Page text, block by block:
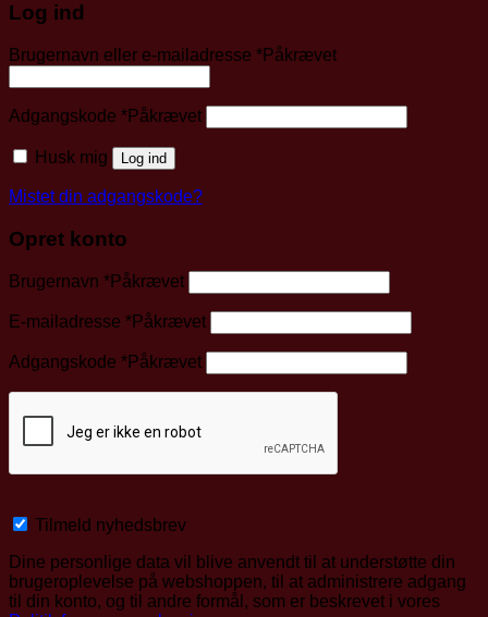
Log ind
Brugernavn eller e-mailadresse *Påkrævet
Adgangskode *Påkrævet
Husk mig Log ind
Mistet din adgangskode?
Opret konto
Brugernavn *Påkrævet
E-mailadresse *Påkrævet
Adgangskode *Påkrævet
Tilmeld nyhedsbrev
Dine personlige data vil blive anvendt til at understøtte din
brugeroplevelse på webshoppen, til at administrere adgang
til din konto, og til andre formål, som er beskrevet i vores